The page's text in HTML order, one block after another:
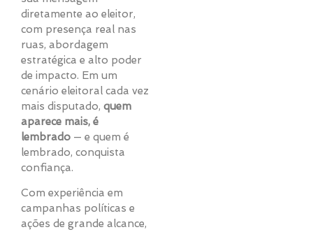
diretamente ao eleitor,
com presença real nas
ruas, abordagem
estratégica e alto poder
de impacto. Em um
cenário eleitoral cada vez
mais disputado, quem
aparece mais, é
lembrado — e quem é
lembrado, conquista
confiança.
Com experiência em
campanhas políticas e
ações de grande alcance,